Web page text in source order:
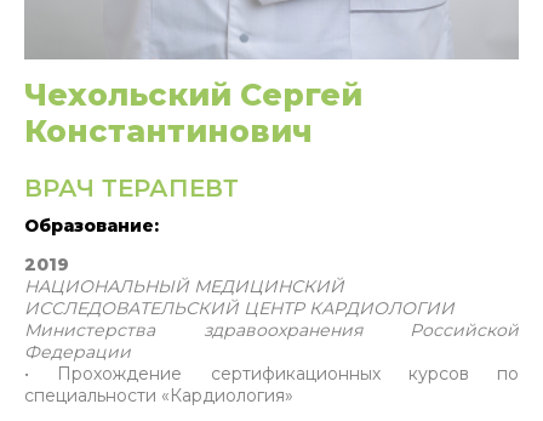
Чехольский Сергей
Константинович
ВРАЧ ТЕРАПЕВТ
Образование:
2019
НАЦИОНАЛЬНЫЙ МЕДИЦИНСКИЙ
ИССЛЕДОВАТЕЛЬСКИЙ ЦЕНТР КАРДИОЛОГИИ
Министерства здравоохранения Российской
Федерации
• Прохождение сертификационных курсов по
специальности «Кардиология»